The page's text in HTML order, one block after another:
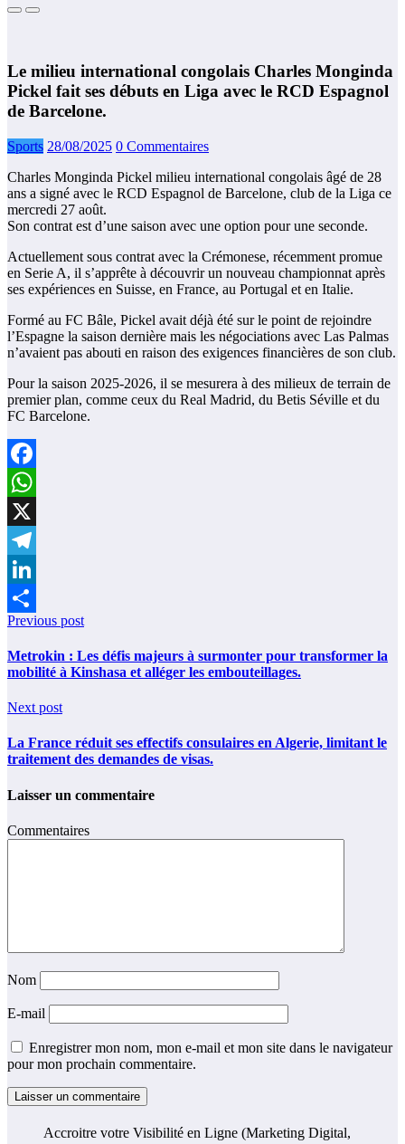
Le milieu international congolais Charles Monginda
Pickel fait ses débuts en Liga avec le RCD Espagnol
de Barcelone.
Sports 28/08/2025 0 Commentaires
Charles Monginda Pickel milieu international congolais âgé de 28
ans a signé avec le RCD Espagnol de Barcelone, club de la Liga ce
mercredi 27 août.
Son contrat est d’une saison avec une option pour une seconde.
Actuellement sous contrat avec la Crémonese, récemment promue
en Serie A, il s’apprête à découvrir un nouveau championnat après
ses expériences en Suisse, en France, au Portugal et en Italie.
Formé au FC Bâle, Pickel avait déjà été sur le point de rejoindre
l’Espagne la saison dernière mais les négociations avec Las Palmas
n’avaient pas abouti en raison des exigences financières de son club.
Pour la saison 2025-2026, il se mesurera à des milieux de terrain de
premier plan, comme ceux du Real Madrid, du Betis Séville et du
FC Barcelone.
Facebook
WhatsApp
X
Telegram
LinkedIn
Partager
Previous post
Metrokin : Les défis majeurs à surmonter pour transformer la
mobilité à Kinshasa et alléger les embouteillages.
Next post
La France réduit ses effectifs consulaires en Algerie, limitant le
traitement des demandes de visas.
Laisser un commentaire
Commentaires
Nom
E-mail
Enregistrer mon nom, mon e-mail et mon site dans le navigateur
pour mon prochain commentaire.
Accroitre votre Visibilité en Ligne (Marketing Digital,